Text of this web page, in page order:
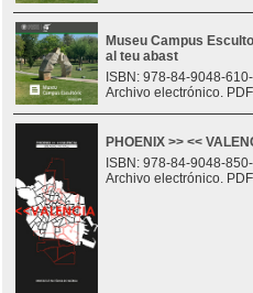
Museu Campus
al teu abast
ISBN: 978-84-9048-
Archivo electrónico.
PHOENIX >> <<
ISBN: 978-84-9048-
Archivo electrónico.